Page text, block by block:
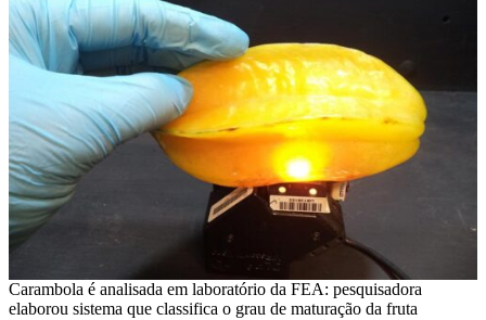
Carambola é analisada em laboratório da FEA: pesquisadora
elaborou sistema que classifica o grau de maturação da fruta